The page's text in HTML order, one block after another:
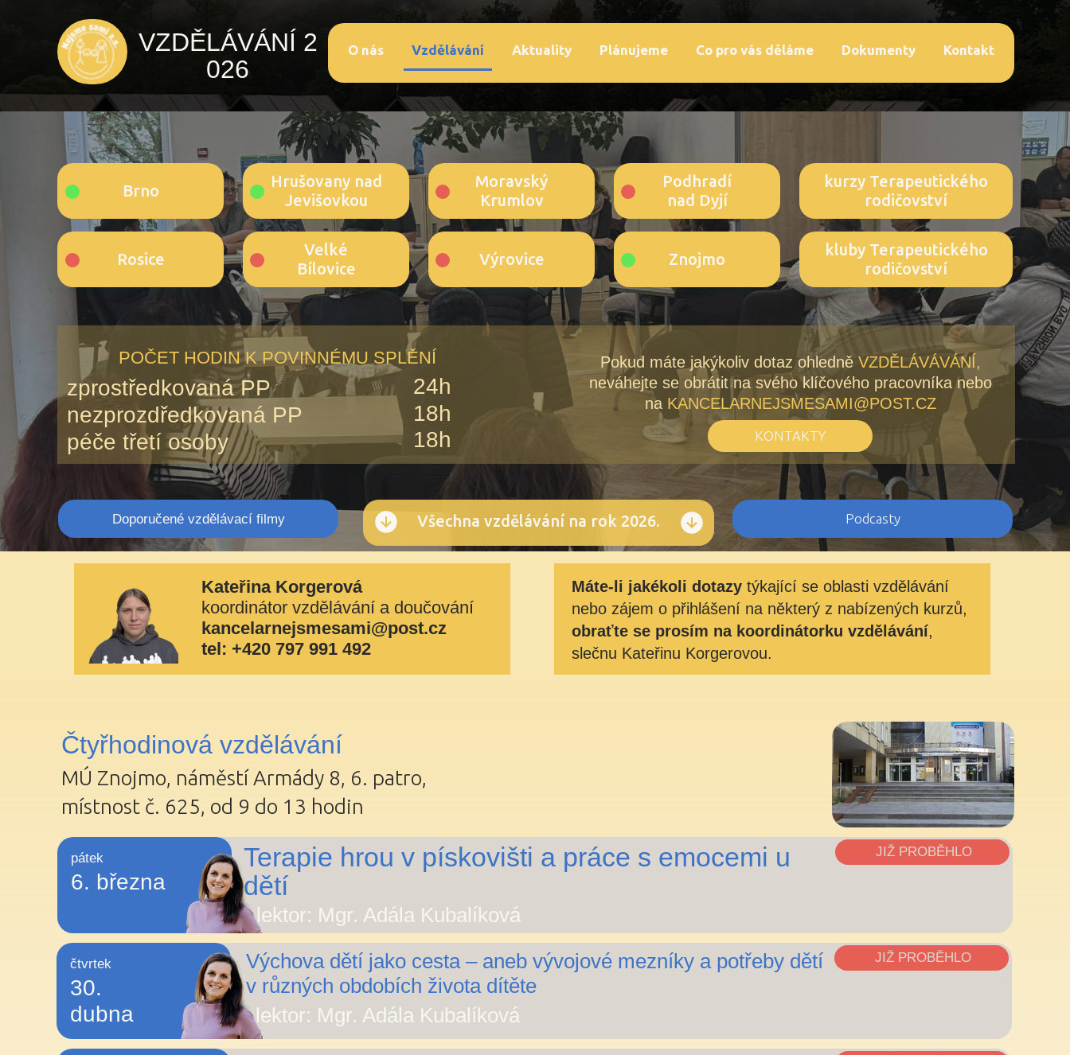
POČET HODIN K POVINNÉMU SPLĚNÍ
24h
18h
18h
zprostředkovaná PP
nezprozdředkovaná PP
péče třetí osoby
KONTAKTY
Pokud máte jakýkoliv dotaz ohledně VZDĚLÁVÁVÁNÍ,
neváhejte se obrátit na svého klíčového pracovníka nebo
na KANCELARNEJSMESAMI@POST.CZ
Všechna vzdělávání na rok 2026.
Rosice
Velké
Bílovice
Znojmo
Hrušovany nad
Jevišovkou
Moravský
Krumlov
kluby Terapeutického
rodičovství
kurzy Terapeutického
rodičovství
Výrovice
Podhradí
nad Dyjí
Brno
VZDĚLÁVÁNÍ 2
026
O nás Vzdělávání Aktuality Plánujeme Co pro vás děláme Dokumenty Kontakt
NON
Podcasty
Doporučené vzdělávací filmy
Kateřina Korgerová
koordinátor vzdělávání a doučování
kancelarnejsmesami@post.cz
tel: +420 797 991 492
Máte-li jakékoli dotazy týkající se oblasti vzdělávání
nebo zájem o přihlášení na některý z nabízených kurzů,
obraťte se prosím na koordinátorku vzdělávání,
slečnu Kateřinu Korgerovou.
Čtyřhodinová vzdělávání
MÚ Znojmo, náměstí Armády 8, 6. patro,
místnost č. 625, od 9 do 13 hodin
JIŽ PROBĚHLO
čtvrtek
30.
dubna
lektor: Mgr. Adála Kubalíková
Výchova dětí jako cesta – aneb vývojové mezníky a potřeby dětí
v různých obdobích života dítěte
JIŽ PROBĚHLO
pátek
6. března
lektor: Mgr. Adála Kubalíková
Terapie hrou v pískovišti a práce s emocemi u
dětí